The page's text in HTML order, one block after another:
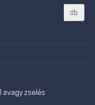
db
avagy zselés